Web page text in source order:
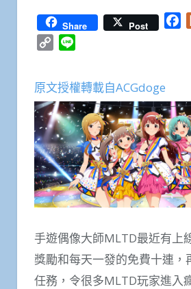
Share Post
Copy
原文授權轉載自ACGdoge
手遊偶像大師MLTD最近有上
獎勵和每天一發的免費十連，
任務，令很多MLTD玩家進入